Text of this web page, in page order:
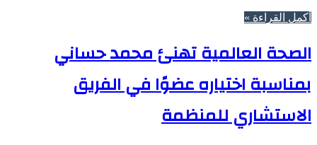
أكمل القراءة »
الصحة العالمية تهنئ محمد حساني
بمناسبة اختياره عضوًا في الفريق
الاستشاري للمنظمة